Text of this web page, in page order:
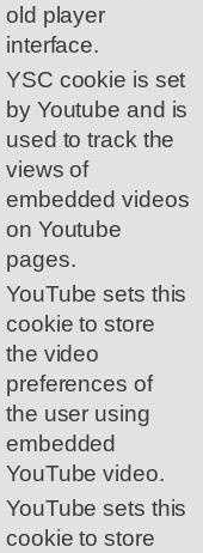
old player
interface.
YSC cookie is set
by Youtube and is
used to track the
views of
embedded videos
on Youtube
pages.
YouTube sets this
cookie to store
the video
preferences of
the user using
embedded
YouTube video.
YouTube sets this
cookie to store